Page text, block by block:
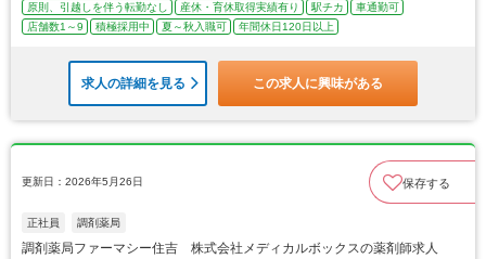
原則、引越しを伴う転勤なし
産休・育休取得実績有り 駅チカ
車通勤可
店舗数1～9
積極採用中 夏～秋入職可 年間休日120日以上
求人の詳細を見る この求人に興味がある
更新日：2026年5月26日 保存する
正社員 調剤薬局
調剤薬局ファーマシー住吉 株式会社メディカルボックスの薬剤師求人